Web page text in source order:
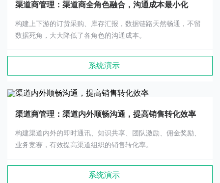
渠道商管理：渠道商全角色融合，沟通成本最小化
构建上下游的订货采购、库存汇报，数据链路天然畅通，不留
数据死角，大大降低了各角色的沟通成本。
系统演示
渠道商管理：渠道内外顺畅沟通，提高销售转化效率
构建渠道内外的即时通讯、知识共享、团队激励、佣金奖励、
业务竞赛，有效提高渠道组织的销售转化率。
系统演示